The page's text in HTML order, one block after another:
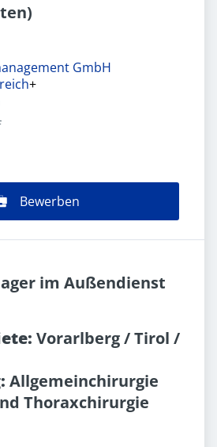
GmbH
+
Bewerben
im Außendienst
Vorarlberg / Tirol /
Allgemeinchirurgie
Thoraxchirurgie